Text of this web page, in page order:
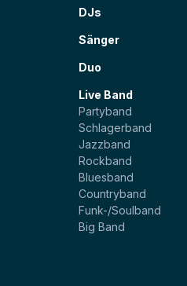
DJs
Sänger
Duo
Live Band
Partyband
Schlagerband
Jazzband
Rockband
Bluesband
Countryband
Funk-/Soulband
Big Band